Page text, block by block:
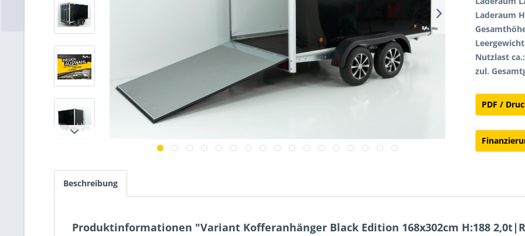
Laderaum
Nutzlast ca.:
zul.
PDF /
Beschreibung
Produktinformationen "Variant Kofferanhänger Black Edition 168x302cm H:188